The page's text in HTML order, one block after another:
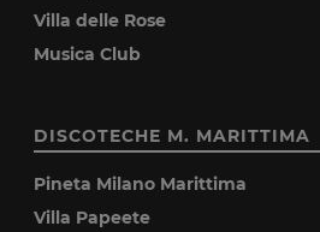
Villa delle Rose
Musica Club
DISCOTECHE M. MARITTIMA
Pineta Milano Marittima
Villa Papeete